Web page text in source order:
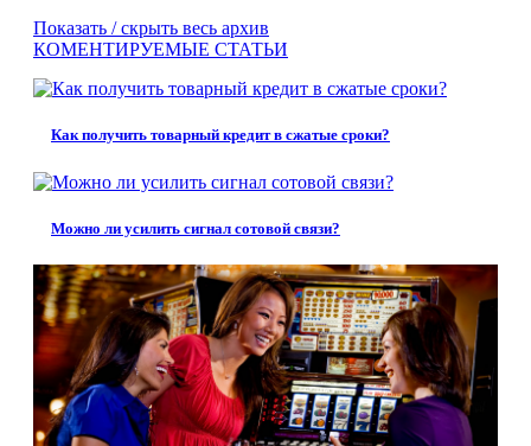
Показать / скрыть весь архив
КОМЕНТИРУЕМЫЕ СТАТЬИ
Как получить товарный кредит в сжатые сроки?
Можно ли усилить сигнал сотовой связи?